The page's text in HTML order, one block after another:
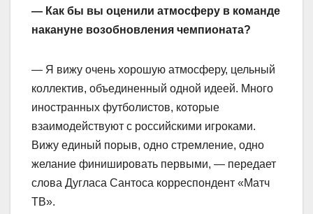
— Как бы вы оценили атмосферу в команде
накануне возобновления чемпионата?
— Я вижу очень хорошую атмосферу, цельный
коллектив, объединенный одной идеей. Много
иностранных футболистов, которые
взаимодействуют с российскими игроками.
Вижу единый порыв, одно стремление, одно
желание финишировать первыми, — передает
слова Дугласа Сантоса корреспондент «Матч
ТВ».